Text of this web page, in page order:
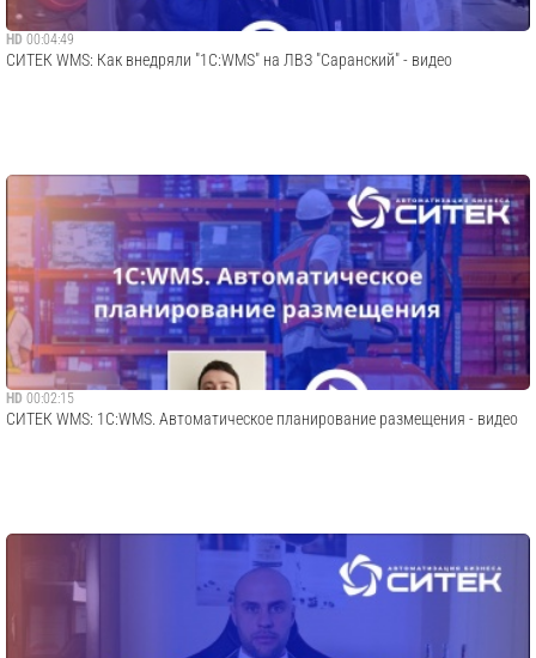
HD 00:04:49
СИТЕК WMS: Как внедряли "1С:WMS" на ЛВЗ "Саранский" - видео
HD 00:02:15
СИТЕК WMS: 1С:WMS. Автоматическое планирование размещения - видео